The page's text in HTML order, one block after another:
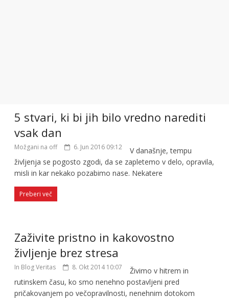
5 stvari, ki bi jih bilo vredno narediti
vsak dan
Možgani na off 6. Jun 2016 09:12
V današnje, tempu
življenja se pogosto zgodi, da se zapletemo v delo, opravila,
misli in kar nekako pozabimo nase. Nekatere
Preberi več
Zaživite pristno in kakovostno
življenje brez stresa
In Blog Veritas 8. Okt 2014 10:07
Živimo v hitrem in
rutinskem času, ko smo nenehno postavljeni pred
pričakovanjem po večopravilnosti, nenehnim dotokom